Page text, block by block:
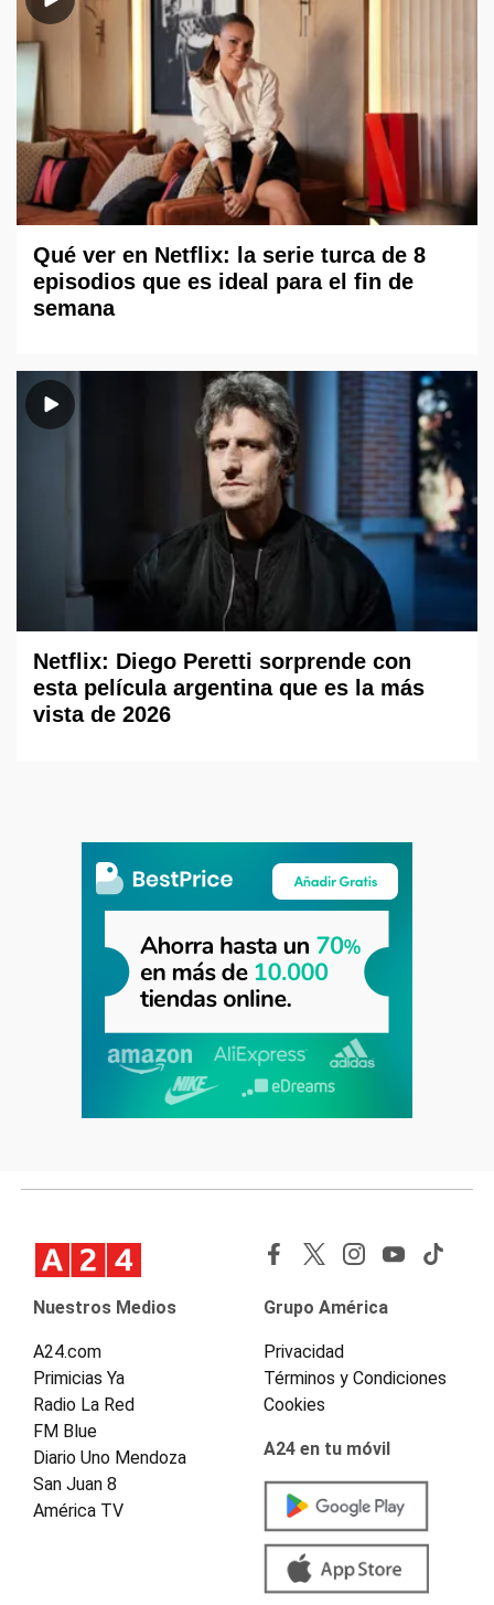
Qué ver en Netflix: la serie turca de 8
episodios que es ideal para el fin de
semana
Netflix: Diego Peretti sorprende con
esta película argentina que es la más
vista de 2026
Nuestros Medios
A24.com
Primicias Ya
Radio La Red
FM Blue
Diario Uno Mendoza
San Juan 8
América TV
Grupo América
Privacidad
Términos y Condiciones
Cookies
A24 en tu móvil